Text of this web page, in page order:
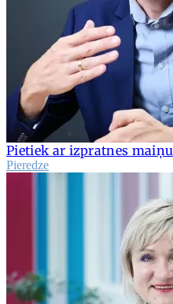
Pietiek ar izpratnes maiņu
Pieredze